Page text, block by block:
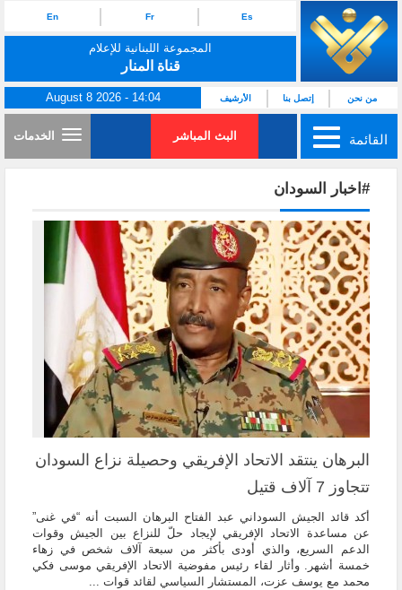
Es
Fr
En
المجموعة اللبنانية للإعلام
قناة المنار
من نحن إتصل بنا الأرشيف August 8 2026 - 14:04
القائمة البث المباشر الخدمات
#اخبار السودان
البرهان ينتقد الاتحاد الإفريقي وحصيلة نزاع السودان
تتجاوز 7 آلاف قتيل
أكد قائد الجيش السوداني عبد الفتاح البرهان السبت أنه “في غنى”
عن مساعدة الاتحاد الإفريقي لإيجاد حلّ للنزاع بين الجيش وقوات
الدعم السريع، والذي أودى بأكثر من سبعة آلاف شخص في زهاء
خمسة أشهر. وأثار لقاء رئيس مفوضية الاتحاد الإفريقي موسى فكي
محمد مع يوسف عزت، المستشار السياسي لقائد قوات ...